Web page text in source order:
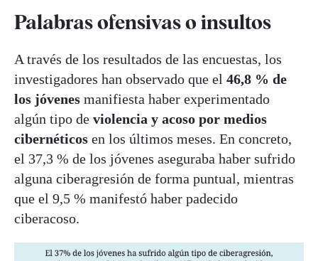
Palabras ofensivas o insultos
A través de los resultados de las encuestas, los
investigadores han observado que el 46,8 % de
los jóvenes manifiesta haber experimentado
algún tipo de violencia y acoso por medios
cibernéticos en los últimos meses. En concreto,
el 37,3 % de los jóvenes aseguraba haber sufrido
alguna ciberagresión de forma puntual, mientras
que el 9,5 % manifestó haber padecido
ciberacoso.